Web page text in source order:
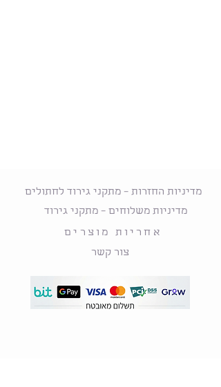
מדיניות החזרות – מתקני גירוד לחתולים
מדיניות משלוחים – מתקני גירוד
אחריות מוצרים
צור קשר